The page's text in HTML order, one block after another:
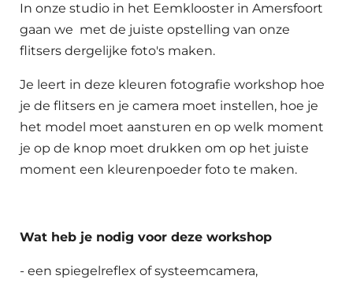
In onze studio in het Eemklooster in Amersfoort
gaan we met de juiste opstelling van onze
flitsers dergelijke foto's maken.
Je leert in deze kleuren fotografie workshop hoe
je de flitsers en je camera moet instellen, hoe je
het model moet aansturen en op welk moment
je op de knop moet drukken om op het juiste
moment een kleurenpoeder foto te maken.
Wat heb je nodig voor deze workshop
- een spiegelreflex of systeemcamera,